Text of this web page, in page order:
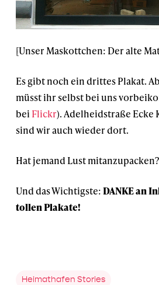
[Unser Maskottchen: Der alte
Es gibt noch ein drittes Plakat.
müsst ihr selbst bei uns
bei Flickr). Adelheidstraße Ecke
sind wir auch wieder dort.
Hat jemand Lust mitanzupacken?
Und das Wichtigste:DANKE an
tollen Plakate!
Heimathafen Stories